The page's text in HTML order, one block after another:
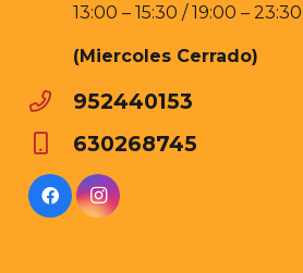
13:00 – 15:30 / 19:00 – 23:30
(Miercoles Cerrado)
952440153
630268745